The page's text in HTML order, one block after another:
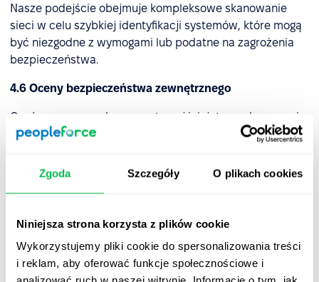
Zgoda Szczegóły O plikach cookies
Niniejsza strona korzysta z plików cookie
Wykorzystujemy pliki cookie do spersonalizowania treści
i reklam, aby oferować funkcje społecznościowe i
Nasze podejście obejmuje kompleksowe skanowanie
sieci w celu szybkiej identyfikacji systemów, które mogą
być niezgodne z wymogami lub podatne na zagrożenia
bezpieczeństwa.
4.6 Oceny bezpieczeństwa zewnętrznego
Oprócz corocznych, wewnętrznej inicjatywy skanowania
i testowania, PeopleForce korzysta z usług zewnętrznych
przeprowadzenia szeroko zakrojonych testów
4.7 Zarządzanie incydentami bezpieczeństwa
Opracowaliśmy metodyczną strategię, zestaw narzędzi
oraz zdefiniowany ciąg działań, które stosujemy w celu